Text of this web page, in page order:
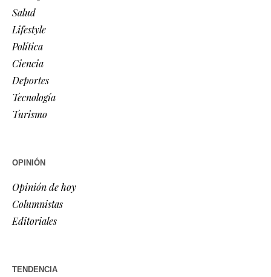
Salud
Lifestyle
Política
Ciencia
Deportes
Tecnología
Turismo
OPINIÓN
Opinión de hoy
Columnistas
Editoriales
TENDENCIA